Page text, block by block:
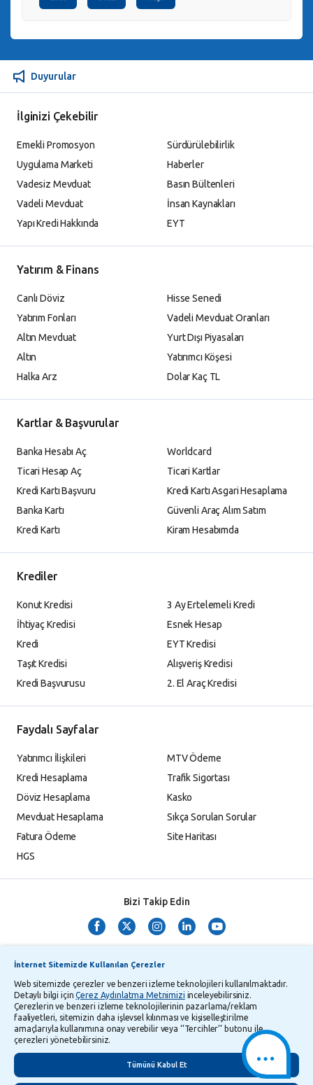
Duyurular
İlginizi Çekebilir
Emekli Promosyon
Uygulama Marketi
Vadesiz Mevduat
Vadeli Mevduat
Yapı Kredi Hakkında
Sürdürülebilirlik
Haberler
Basın Bültenleri
İnsan Kaynakları
EYT
Yatırım & Finans
Canlı Döviz
Yatırım Fonları
Altın Mevduat
Altın
Halka Arz
Hisse Senedi
Vadeli Mevduat Oranları
Yurt Dışı Piyasaları
Yatırımcı Köşesi
Dolar Kaç TL
Kartlar & Başvurular
Banka Hesabı Aç
Ticari Hesap Aç
Kredi Kartı Başvuru
Banka Kartı
Kredi Kartı
Worldcard
Ticari Kartlar
Kredi Kartı Asgari Hesaplama
Güvenli Araç Alım Satım
Kiram Hesabımda
Krediler
Konut Kredisi
İhtiyaç Kredisi
Kredi
Taşıt Kredisi
Kredi Başvurusu
3 Ay Ertelemeli Kredi
Esnek Hesap
EYT Kredisi
Alışveriş Kredisi
2. El Araç Kredisi
Faydalı Sayfalar
Yatırımcı İlişkileri
Kredi Hesaplama
Döviz Hesaplama
Mevduat Hesaplama
Fatura Ödeme
HGS
MTV Ödeme
Trafik Sigortası
Kasko
Sıkça Sorulan Sorular
Site Haritası
Bizi Takip Edin
TMSF ve YTM Zaman Aşımı Listesi Bilgi Toplumu Hizmetleri
Kişisel Verilerin Korunması Gizlilik Politikası Çerez Aydınlatma Metni
İletişim English
İnternet Sitemizde Kullanılan Çerezler
Web sitemizde çerezler ve benzeri izleme teknolojileri kullanılmaktadır.
Detaylı bilgi içinÇerez Aydınlatma Metnimizi inceleyebilirsiniz.
Çerezlerin ve benzeri izleme teknolojilerinin pazarlama/reklam
faaliyetleri, sitemizin daha işlevsel kılınması ve kişiselleştirilme
amaçlarıyla kullanımına onay verebilir veya ‘’Tercihler’’ butonu ile
çerezleri yönetebilirsiniz.
Tümünü Kabul Et